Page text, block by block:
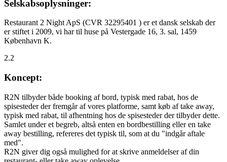
Selskabsoplysninger:
Restaurant 2 Night ApS (CVR 32295401 ) er et dansk selskab der
er stiftet i 2009, vi har til huse på Vestergade 16, 3. sal, 1459
København K.
2.2
Koncept:
R2N tilbyder både booking af bord, typisk med rabat, hos de
spisesteder der fremgår af vores platforme, samt køb af take away,
typisk med rabat, til afhentning hos de spisesteder der tilbyder dette.
Samlet under et begreb, altså enten en bordbestilling eller en take
away bestilling, refereres det typisk til, som at du "indgår aftale
med".
R2N giver dig også mulighed for at skrive anmeldelser af din